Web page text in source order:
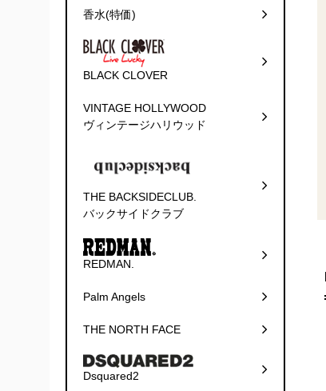
香水(特価)
BLACK CLOVER
VINTAGE HOLLYWOOD
ヴィンテージハリウッド
THE BACKSIDECLUB.
バックサイドクラブ
REDMAN.
Palm Angels
THE NORTH FACE
Dsquared2